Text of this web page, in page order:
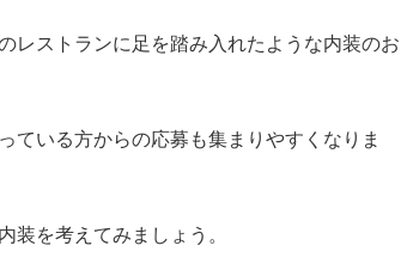
レストランに足を踏み入れたような内装のお
ている方からの応募も集まりやすくなりま
装を考えてみましょう。